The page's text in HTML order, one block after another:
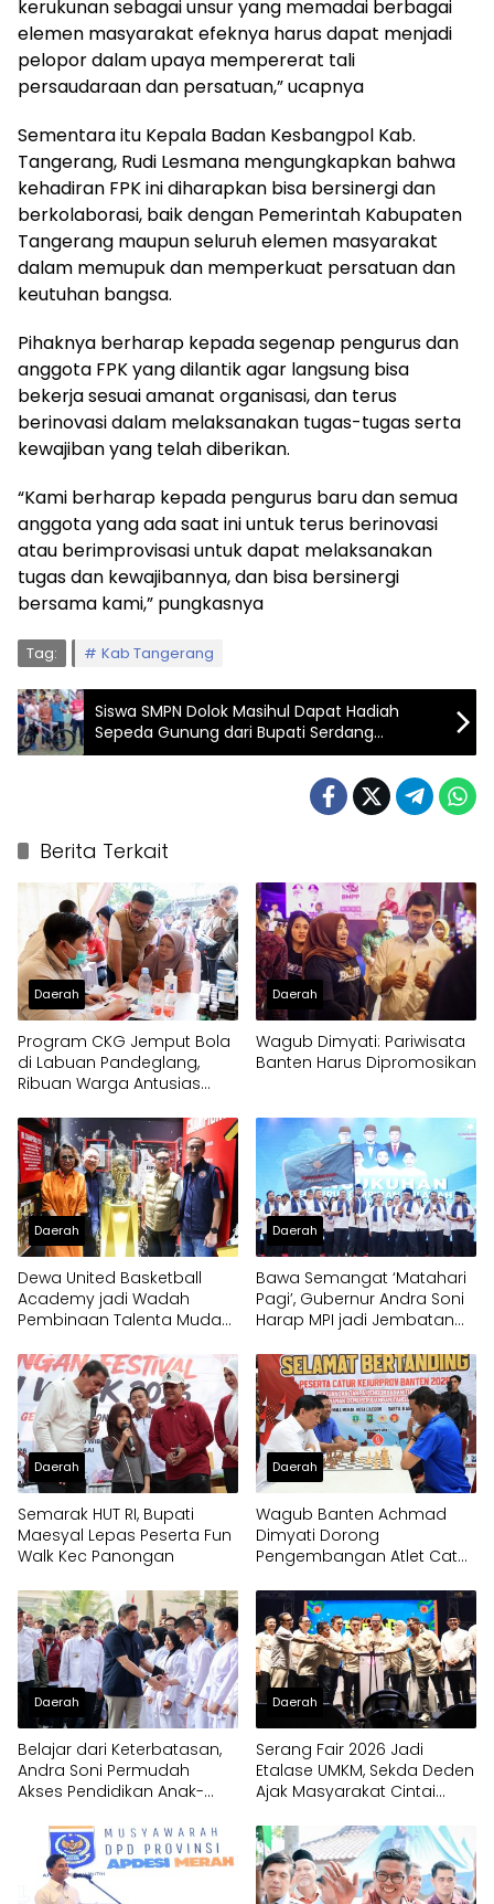
kerukunan sebagai unsur yang memadai berbagai
elemen masyarakat efeknya harus dapat menjadi
pelopor dalam upaya mempererat tali
persaudaraan dan persatuan,” ucapnya
Sementara itu Kepala Badan Kesbangpol Kab.
Tangerang, Rudi Lesmana mengungkapkan bahwa
kehadiran FPK ini diharapkan bisa bersinergi dan
berkolaborasi, baik dengan Pemerintah Kabupaten
Tangerang maupun seluruh elemen masyarakat
dalam memupuk dan memperkuat persatuan dan
keutuhan bangsa.
Pihaknya berharap kepada segenap pengurus dan
anggota FPK yang dilantik agar langsung bisa
bekerja sesuai amanat organisasi, dan terus
berinovasi dalam melaksanakan tugas-tugas serta
kewajiban yang telah diberikan.
“Kami berharap kepada pengurus baru dan semua
anggota yang ada saat ini untuk terus berinovasi
atau berimprovisasi untuk dapat melaksanakan
tugas dan kewajibannya, dan bisa bersinergi
bersama kami,” pungkasnya
Tag: Kab Tangerang
Siswa SMPN Dolok Masihul Dapat Hadiah
Sepeda Gunung dari Bupati Serdang
Bedagai
Berita Terkait
Daerah
Program CKG Jemput Bola
di Labuan Pandeglang,
Ribuan Warga Antusias
Daerah
Wagub Dimyati: Pariwisata
Banten Harus Dipromosikan
Daerah
Dewa United Basketball
Academy jadi Wadah
Pembinaan Talenta Muda
Daerah
Bawa Semangat ‘Matahari
Pagi’, Gubernur Andra Soni
Harap MPI jadi Jembatan
Daerah
Semarak HUT RI, Bupati
Maesyal Lepas Peserta Fun
Walk Kec Panongan
Daerah
Wagub Banten Achmad
Dimyati Dorong
Pengembangan Atlet Catur
Daerah
Belajar dari Keterbatasan,
Andra Soni Permudah
Akses Pendidikan Anak-
Daerah
Serang Fair 2026 Jadi
Etalase UMKM, Sekda Deden
Ajak Masyarakat Cintai